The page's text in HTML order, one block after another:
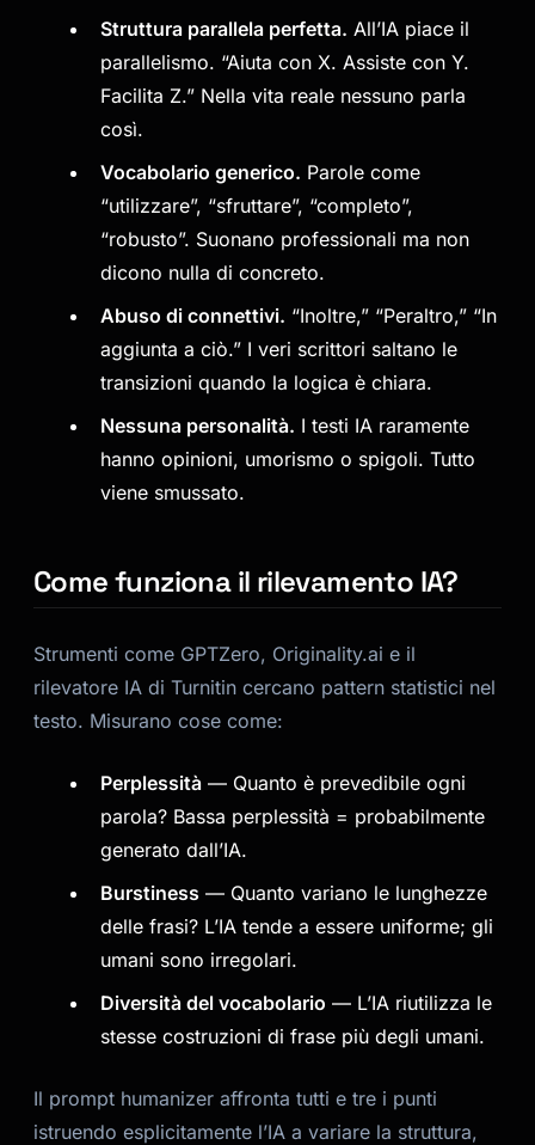
Struttura parallela perfetta. All’IA piace il
parallelismo. “Aiuta con X. Assiste con Y.
Facilita Z.” Nella vita reale nessuno parla
così.
Vocabolario generico. Parole come
“utilizzare”, “sfruttare”, “completo”,
“robusto”. Suonano professionali ma non
dicono nulla di concreto.
Abuso di connettivi. “Inoltre,” “Peraltro,” “In
aggiunta a ciò.” I veri scrittori saltano le
transizioni quando la logica è chiara.
Nessuna personalità. I testi IA raramente
hanno opinioni, umorismo o spigoli. Tutto
viene smussato.
Come funziona il rilevamento IA?
Strumenti come GPTZero, Originality.ai e il
rilevatore IA di Turnitin cercano pattern statistici nel
testo. Misurano cose come:
Perplessità — Quanto è prevedibile ogni
parola? Bassa perplessità = probabilmente
generato dall’IA.
Burstiness — Quanto variano le lunghezze
delle frasi? L’IA tende a essere uniforme; gli
umani sono irregolari.
Diversità del vocabolario — L’IA riutilizza le
stesse costruzioni di frase più degli umani.
Il prompt humanizer affronta tutti e tre i punti
istruendo esplicitamente l’IA a variare la struttura,